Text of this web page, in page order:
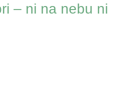
– ni na nebu ni